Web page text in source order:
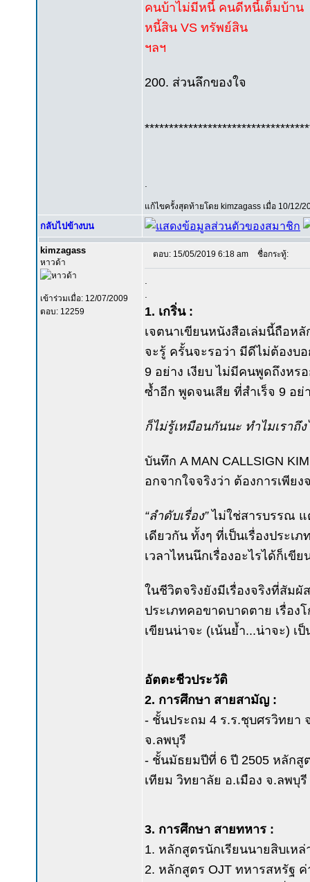
คนบ้าไม่มีหนี้ คนดีหนี้เต็มบ้าน
หนี้สิน VS ทรัพย์สิน
ฯลฯ
200. ส่วนลึกของใจ
แก้ไขครั้งสุดท้ายโดย kimzagass เมื่อ 10/12/
กลับไปข้างบน
kimzagass
หาวด้า
เข้าร่วมเมื่อ: 12/07/2009
ตอบ: 12259
ตอบ: 15/05/2019 6:18 am ชื่อกระทู้:
1. เกริ่น :
เจตนาเขียนหนังสือเล่มนี้ถือห
จะรู้ ครั้นจะรอว่า มีดีไม่ต้องบอ
9 อย่าง เงียบ ไม่มีคนพูดถึงหร
ซ้ำอีก พูดจนเสีย ที่สำเร็จ 9 อย่
ก็ไม่รู้เหมือนกันนะ ทำไมเราถึง
บันทึก A MAN CALLSIGN
อกจากใจจริงว่า ต้องการเพีย
“ลำดับเรื่อง” ไม่ใช่สารบรรณ
เดียวกัน ทั้งๆ ที่เป็นเรื่องประเ
เวลาไหนนึกเรื่องอะไรได้ก็เขี
ในชีวิตจริงยังมีเรื่องจริงที่สัมผั
ประเภทคอขาดบาดตาย เรื่อง
เขียนน่าจะ (เน้นย้ำ...น่าจะ) เ
อัตตะชีวประวัติ
2. การศึกษา สายสามัญ :
- ชั้นประถม 4 ร.ร.ชุบศรวิทยา
จ.ลพบุรี
- ชั้นมัธยมปีที่ 6 ปี 2505 หลักสู
เทียม วิทยาลัย อ.เมือง จ.ลพบุรี
3. การศึกษา สายทหาร :
1. หลักสูตรนักเรียนนายสิบเห
2. หลักสูตร OJT ทหารสหรัฐ